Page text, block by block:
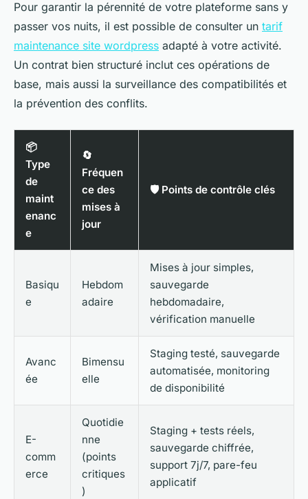
Pour garantir la pérennité de votre plateforme sans y
passer vos nuits, il est possible de consulter un tarif
maintenance site wordpress adapté à votre activité.
Un contrat bien structuré inclut ces opérations de
base, mais aussi la surveillance des compatibilités et
la prévention des conflits.
📦
Type
de
maint
enanc
e
🔄
Fréquen
ce des
mises à
jour
🛡️ Points de contrôle clés
Basiqu
e
Hebdom
adaire
Mises à jour simples,
sauvegarde
hebdomadaire,
vérification manuelle
Avanc
ée
Bimensu
elle
Staging testé, sauvegarde
automatisée, monitoring
de disponibilité
E-
comm
erce
Quotidie
nne
(points
critiques
)
Staging + tests réels,
sauvegarde chiffrée,
support 7j/7, pare-feu
applicatif